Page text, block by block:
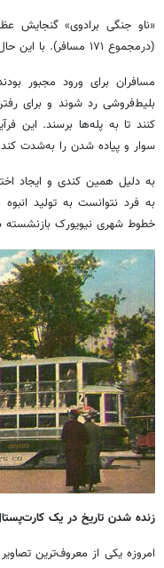
(درمجموع ۱۷۱ مسافر). با این حال، همین مزیت بزرگ پاشنه آشیل آن شد!
مسافران برای ورود مجبور
بلیط‌فروشی رد شوند و برای
کنند تا به پله‌ها برسند. این
سوار و پیاده شدن را به‌شدت
به دلیل همین کندی و ایجاد
خطوط شهری نیویورک
زنده شدن تاریخ در یک
امروزه یکی از معروف‌ترین